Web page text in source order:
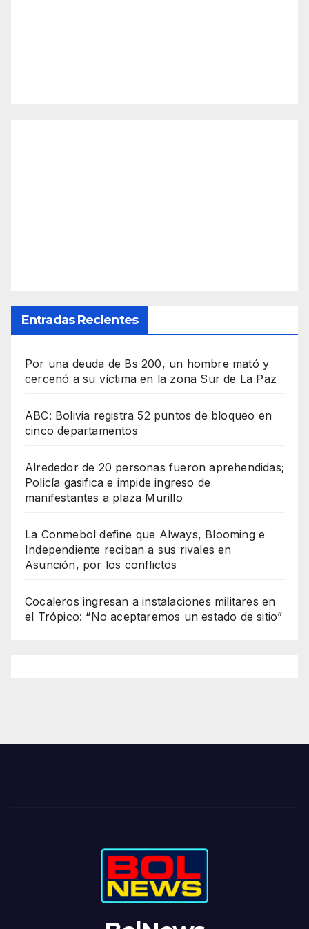
Entradas Recientes
Por una deuda de Bs 200, un hombre mató y
cercenó a su víctima en la zona Sur de La Paz
ABC: Bolivia registra 52 puntos de bloqueo en
cinco departamentos
Alrededor de 20 personas fueron aprehendidas;
Policía gasifica e impide ingreso de
manifestantes a plaza Murillo
La Conmebol define que Always, Blooming e
Independiente reciban a sus rivales en
Asunción, por los conflictos
Cocaleros ingresan a instalaciones militares en
el Trópico: “No aceptaremos un estado de sitio”